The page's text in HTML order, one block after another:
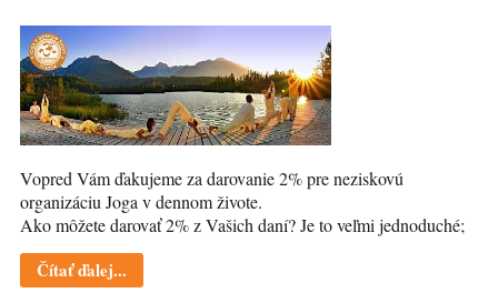
Vopred Vám ďakujeme za darovanie 2% pre neziskovú
organizáciu Joga v dennom živote.
Ako môžete darovať 2% z Vašich daní? Je to veľmi jednoduché;
Čítať ďalej...